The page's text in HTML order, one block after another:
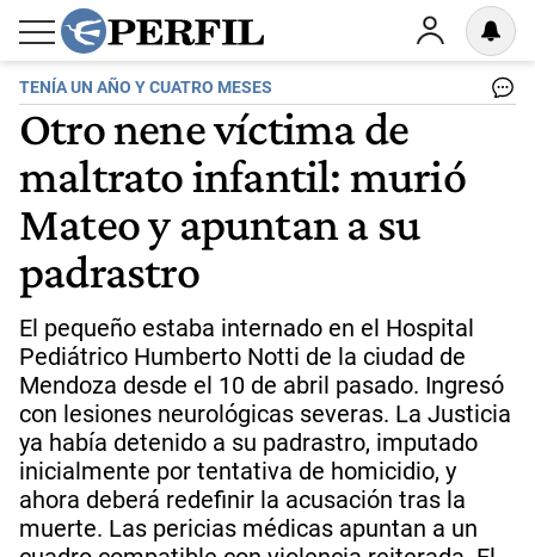
TENÍA UN AÑO Y CUATRO MESES
Otro nene víctima de
maltrato infantil: murió
Mateo y apuntan a su
padrastro
El pequeño estaba internado en el Hospital
Pediátrico Humberto Notti de la ciudad de
Mendoza desde el 10 de abril pasado. Ingresó
con lesiones neurológicas severas. La Justicia
ya había detenido a su padrastro, imputado
inicialmente por tentativa de homicidio, y
ahora deberá redefinir la acusación tras la
muerte. Las pericias médicas apuntan a un